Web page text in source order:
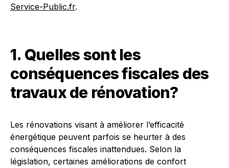
Service-Public.fr.
1. Quelles sont les
conséquences fiscales des
travaux de rénovation?
Les rénovations visant à améliorer l’efficacité
énergétique peuvent parfois se heurter à des
conséquences fiscales inattendues. Selon la
législation, certaines améliorations de confort